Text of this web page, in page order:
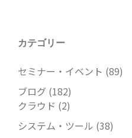
カテゴリー
セミナー・イベント (89)
ブログ (182)
クラウド (2)
システム・ツール (38)